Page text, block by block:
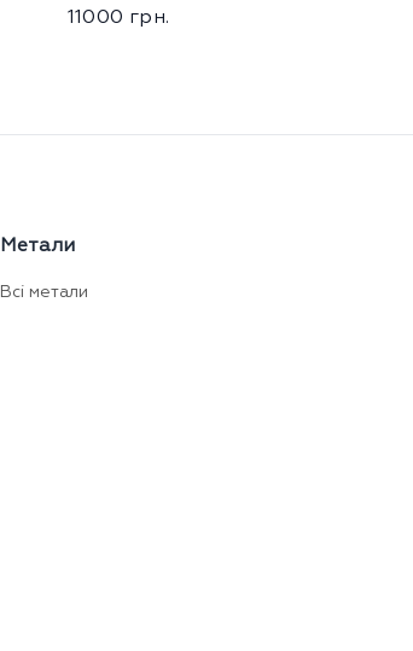
11000 грн.
Метали
Всі метали